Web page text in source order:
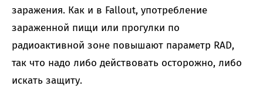
заражения. Как и в Fallout, употребление
зараженной пищи или прогулки по
радиоактивной зоне повышают параметр RAD,
так что надо либо действовать осторожно, либо
искать защиту.